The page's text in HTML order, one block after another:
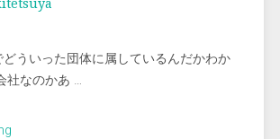
どういった団体に属しているんだかわか
社なのかあ …
“＜